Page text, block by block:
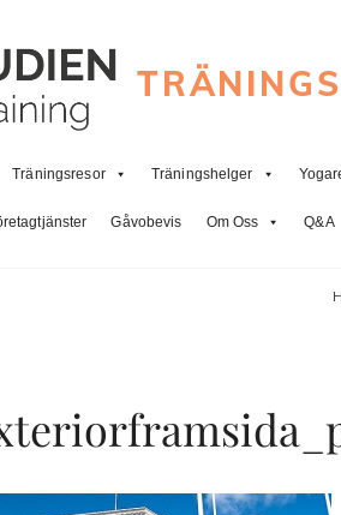
Träningsresor Träningshelger
Gåvobevis Om Oss Q&A